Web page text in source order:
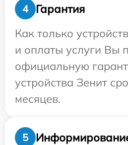
4
Гарантия
Как только
и оплаты услуги Вы
официальную
устройства Зенит
месяцев.
5